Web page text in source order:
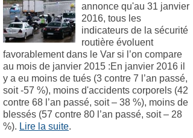
annonce qu'au 31 janvier
2016, tous les
indicateurs de la sécurité
routière évoluent
favorablement dans le Var si l’on compare
au mois de janvier 2015 :En janvier 2016 il
y a eu moins de tués (3 contre 7 l’an passé,
soit -57 %), moins d'accidents corporels (42
contre 68 l’an passé, soit – 38 %), moins de
blessés (57 contre 80 l’an passé, soit – 28
%). Lire la suite.